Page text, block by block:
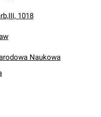
1018
Naukowa